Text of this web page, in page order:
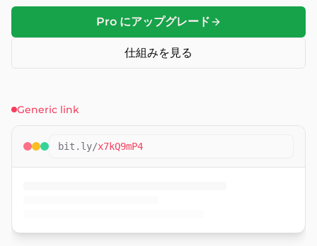
Pro にアップグレード
仕組みを見る
Generic link
bit.ly/x7kQ9mP4